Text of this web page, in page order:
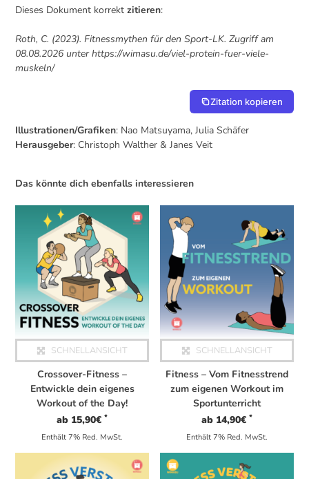
Dieses Dokument korrektzitieren:
Roth, C. (2023). Fitnessmythen für den Sport-LK. Zugriff am
08.08.2026 unter https://wimasu.de/viel-protein-fuer-viele-
muskeln/
Zitation kopieren
Illustrationen/Grafiken: Nao Matsuyama, Julia Schäfer
Herausgeber: Christoph Walther & Janes Veit
Das könnte dich ebenfalls interessieren
Dieses Produkt weist mehrere Varianten auf. Die Optionen können auf der Produktseite gewählt werden
SCHNELLANSICHT
Crossover-Fitness –
Entwickle dein eigenes
Workout of the Day!
ab 15,90€ *
Enthält 7% Red. MwSt.
Dieses Produkt weist mehrere Varianten auf. Die Optionen können auf der Produktseite gewählt werden
SCHNELLANSICHT
Fitness – Vom Fitnesstrend
zum eigenen Workout im
Sportunterricht
ab 14,90€ *
Enthält 7% Red. MwSt.
Dieses Produkt weist mehrere Varianten auf. Die Optionen können auf der Produktseite gewählt werden Dieses Produkt weist mehrere Varianten auf. Die Optionen können auf der Produktseite gewählt werden